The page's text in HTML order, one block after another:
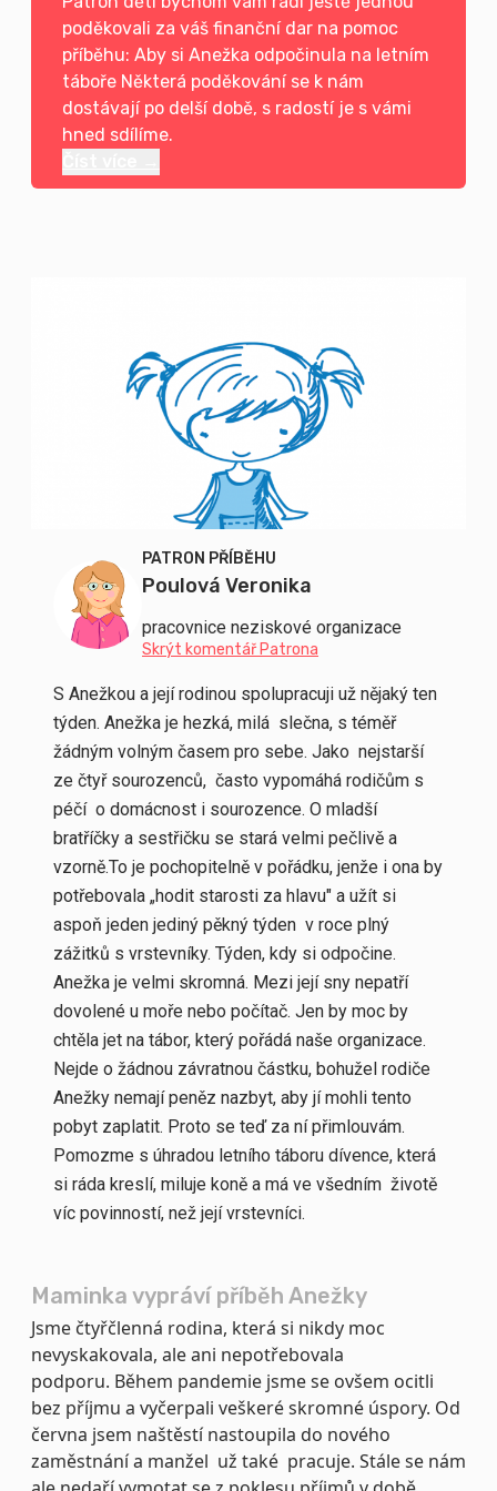
poděkovali za váš finanční dar na pomoc
příběhu: Aby si Anežka odpočinula na letním
táboře Některá poděkování se k nám
dostávají po delší době, s radostí je s vámi
hned sdílíme.
PATRON PŘÍBĚHU
Poulová Veronika
pracovnice neziskové organizace
Skrýt komentář Patrona
S Anežkou a její rodinou spolupracuji už nějaký ten
týden. Anežka je hezká, milá slečna, s téměř
žádným volným časem pro sebe. Jako nejstarší
ze čtyř sourozenců, často vypomáhá rodičům s
péčí o domácnost i sourozence. O mladší
bratříčky a sestřičku se stará velmi pečlivě a
vzorně.To je pochopitelně v pořádku, jenže i ona by
potřebovala „hodit starosti za hlavu" a užít si
aspoň jeden jediný pěkný týden v roce plný
zážitků s vrstevníky. Týden, kdy si odpočine.
Anežka je velmi skromná. Mezi její sny nepatří
dovolené u moře nebo počítač. Jen by moc by
chtěla jet na tábor, který pořádá naše organizace.
Nejde o žádnou závratnou částku, bohužel rodiče
Anežky nemají peněz nazbyt, aby jí mohli tento
pobyt zaplatit. Proto se teď za ní přimlouvám.
Pomozme s úhradou letního táboru dívence, která
si ráda kreslí, miluje koně a má ve všedním životě
víc povinností, než její vrstevníci.
Maminka vypráví příběh Anežky
Jsme čtyřčlenná rodina, která si nikdy moc
nevyskakovala, ale ani nepotřebovala
podporu. Během pandemie jsme se ovšem ocitli
bez příjmu a vyčerpali veškeré skromné úspory. Od
června jsem naštěstí nastoupila do nového
zaměstnání a manžel už také pracuje. Stále se nám